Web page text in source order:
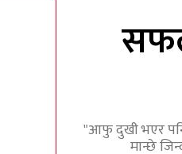
"आफु दुखी भएर
मान्छे